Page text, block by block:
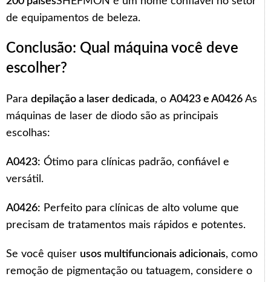
de equipamentos de beleza.
Conclusão: Qual máquina você deve
escolher?
Para depilação a laser dedicada, o A0423 e A0426 As
máquinas de laser de diodo são as principais
escolhas:
A0423: Ótimo para clínicas padrão, confiável e
versátil.
A0426: Perfeito para clínicas de alto volume que
precisam de tratamentos mais rápidos e potentes.
Se você quiser usos multifuncionais adicionais, como
remoção de pigmentação ou tatuagem, considere o